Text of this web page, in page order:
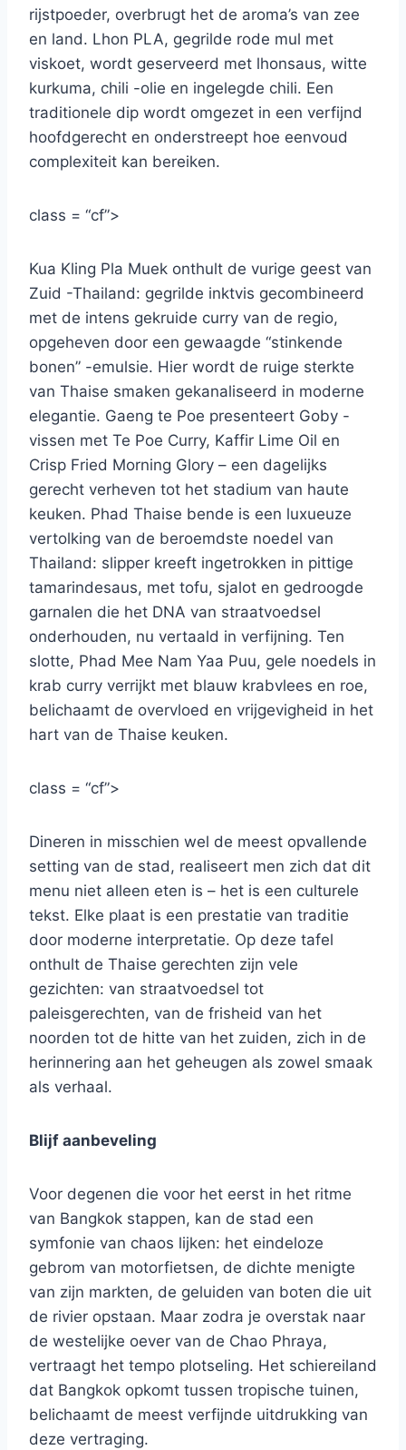
rijstpoeder, overbrugt het de aroma’s van zee
en land. Lhon PLA, gegrilde rode mul met
viskoet, wordt geserveerd met lhonsaus, witte
kurkuma, chili -olie en ingelegde chili. Een
traditionele dip wordt omgezet in een verfijnd
hoofdgerecht en onderstreept hoe eenvoud
complexiteit kan bereiken.
class = “cf”>
Kua Kling Pla Muek onthult de vurige geest van
Zuid -Thailand: gegrilde inktvis gecombineerd
met de intens gekruide curry van de regio,
opgeheven door een gewaagde “stinkende
bonen” -emulsie. Hier wordt de ruige sterkte
van Thaise smaken gekanaliseerd in moderne
elegantie. Gaeng te Poe presenteert Goby -
vissen met Te Poe Curry, Kaffir Lime Oil en
Crisp Fried Morning Glory – een dagelijks
gerecht verheven tot het stadium van haute
keuken. Phad Thaise bende is een luxueuze
vertolking van de beroemdste noedel van
Thailand: slipper kreeft ingetrokken in pittige
tamarindesaus, met tofu, sjalot en gedroogde
garnalen die het DNA van straatvoedsel
onderhouden, nu vertaald in verfijning. Ten
slotte, Phad Mee Nam Yaa Puu, gele noedels in
krab curry verrijkt met blauw krabvlees en roe,
belichaamt de overvloed en vrijgevigheid in het
hart van de Thaise keuken.
class = “cf”>
Dineren in misschien wel de meest opvallende
setting van de stad, realiseert men zich dat dit
menu niet alleen eten is – het is een culturele
tekst. Elke plaat is een prestatie van traditie
door moderne interpretatie. Op deze tafel
onthult de Thaise gerechten zijn vele
gezichten: van straatvoedsel tot
paleisgerechten, van de frisheid van het
noorden tot de hitte van het zuiden, zich in de
herinnering aan het geheugen als zowel smaak
als verhaal.
Blijf aanbeveling
Voor degenen die voor het eerst in het ritme
van Bangkok stappen, kan de stad een
symfonie van chaos lijken: het eindeloze
gebrom van motorfietsen, de dichte menigte
van zijn markten, de geluiden van boten die uit
de rivier opstaan. Maar zodra je overstak naar
de westelijke oever van de Chao Phraya,
vertraagt ​​het tempo plotseling. Het schiereiland
dat Bangkok opkomt tussen tropische tuinen,
belichaamt de meest verfijnde uitdrukking van
deze vertraging.